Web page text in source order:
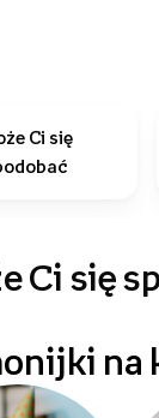
Ci się
Ci się
na